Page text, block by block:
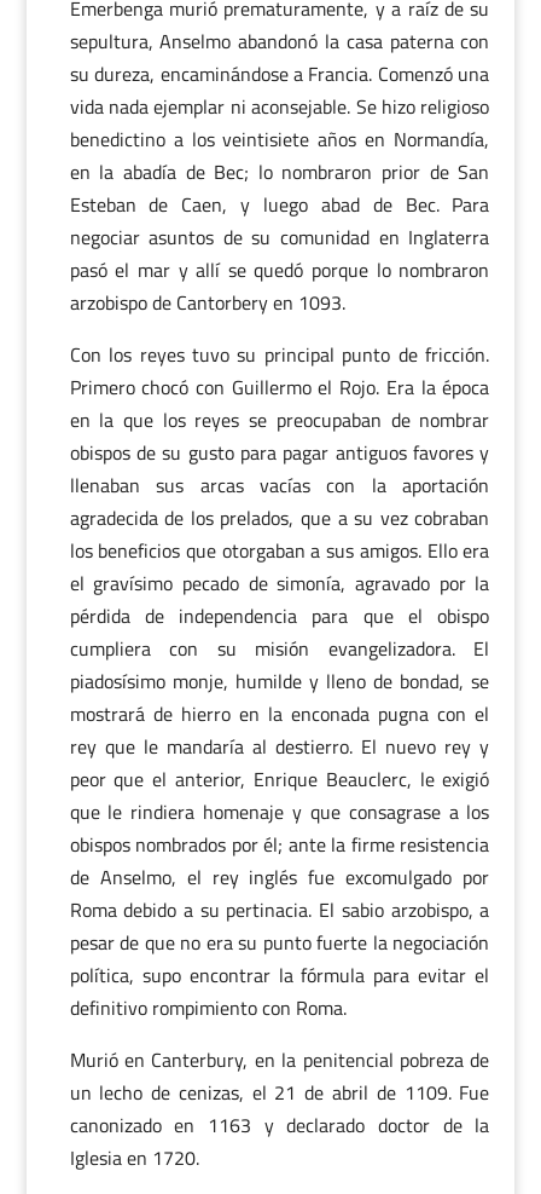
Emerbenga murió prematuramente, y a raíz de su
sepultura, Anselmo abandonó la casa paterna con
su dureza, encaminándose a Francia. Comenzó una
vida nada ejemplar ni aconsejable. Se hizo religioso
benedictino a los veintisiete años en Normandía,
en la abadía de Bec; lo nombraron prior de San
Esteban de Caen, y luego abad de Bec. Para
negociar asuntos de su comunidad en Inglaterra
pasó el mar y allí se quedó porque lo nombraron
arzobispo de Cantorbery en 1093.
Con los reyes tuvo su principal punto de fricción.
Primero chocó con Guillermo el Rojo. Era la época
en la que los reyes se preocupaban de nombrar
obispos de su gusto para pagar antiguos favores y
llenaban sus arcas vacías con la aportación
agradecida de los prelados, que a su vez cobraban
los beneficios que otorgaban a sus amigos. Ello era
el gravísimo pecado de simonía, agravado por la
pérdida de independencia para que el obispo
cumpliera con su misión evangelizadora. El
piadosísimo monje, humilde y lleno de bondad, se
mostrará de hierro en la enconada pugna con el
rey que le mandaría al destierro. El nuevo rey y
peor que el anterior, Enrique Beauclerc, le exigió
que le rindiera homenaje y que consagrase a los
obispos nombrados por él; ante la firme resistencia
de Anselmo, el rey inglés fue excomulgado por
Roma debido a su pertinacia. El sabio arzobispo, a
pesar de que no era su punto fuerte la negociación
política, supo encontrar la fórmula para evitar el
definitivo rompimiento con Roma.
Murió en Canterbury, en la penitencial pobreza de
un lecho de cenizas, el 21 de abril de 1109. Fue
canonizado en 1163 y declarado doctor de la
Iglesia en 1720.